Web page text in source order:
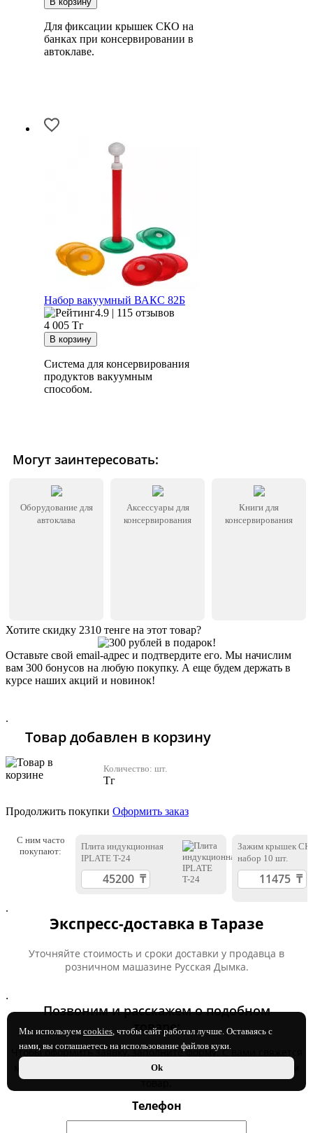
Для фиксации крышек СКО на
банках при консервировании в
автоклаве.
Набор вакуумный ВАКС 82Б
4.9 | 115 отзывов
4 005 Тг
Система для консервирования
продуктов вакуумным
способом.
Могут заинтересовать:
Оборудование для
автоклава
Аксессуары для
консервирования
Книги для
консервирования
Хотите скидку 2310 тенге на этот товар?
Оставьте свой email-адрес и подтвердите его. Мы начислим
вам 300 бонусов на любую покупку. А еще будем держать в
курсе наших акций и новинок!
.
Товар добавлен в корзину
Количество: шт.
Тг
Продолжить покупки Оформить заказ
С ним часто
покупают:
Плита индукционная
IPLATE T-24
Зажим крышек
набор 10 шт.
.
Экспресс-доставка в Таразе
Уточняйте стоимость и сроки доставки у продавца в
розничном машазине Русская Дымка.
.
Позвоним и расскажем о подобном
товаре:
Чтобы оформить заявку, заполните форму. С вами свяжется
менеджер и предложит оптимальный по характеристикам
товар.
Телефон
Мы используем cookies, чтобы сайт работал лучше. Оставаясь с
нами, вы соглашаетесь на использование файлов куки.
Ok